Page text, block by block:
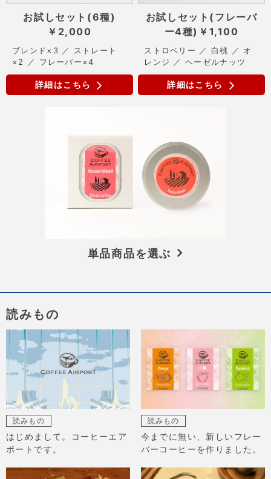
お試しセット(6種)
￥2,000
ブレンド×3 ／ ストレート
×2 ／ フレーバー×4
詳細はこちら
お試しセット(フレーバ
ー4種) ￥1,100
ストロベリー ／ 白桃 ／ オ
レンジ ／ ヘーゼルナッツ
詳細はこちら
単品商品を選ぶ
読みもの
読みもの
はじめまして。コーヒーエア
ポートです。
読みもの
今までに無い、新しいフレー
バーコーヒーを作りました。